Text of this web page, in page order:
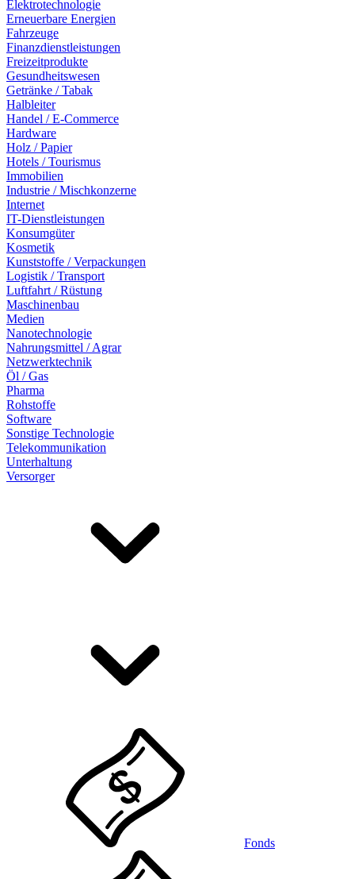
Elektrotechnologie
Erneuerbare Energien
Fahrzeuge
Finanzdienstleistungen
Freizeitprodukte
Gesundheitswesen
Getränke / Tabak
Halbleiter
Handel / E-Commerce
Hardware
Holz / Papier
Hotels / Tourismus
Immobilien
Industrie / Mischkonzerne
Internet
IT-Dienstleistungen
Konsumgüter
Kosmetik
Kunststoffe / Verpackungen
Logistik / Transport
Luftfahrt / Rüstung
Maschinenbau
Medien
Nanotechnologie
Nahrungsmittel / Agrar
Netzwerktechnik
Öl / Gas
Pharma
Rohstoffe
Software
Sonstige Technologie
Telekommunikation
Unterhaltung
Versorger
Fonds